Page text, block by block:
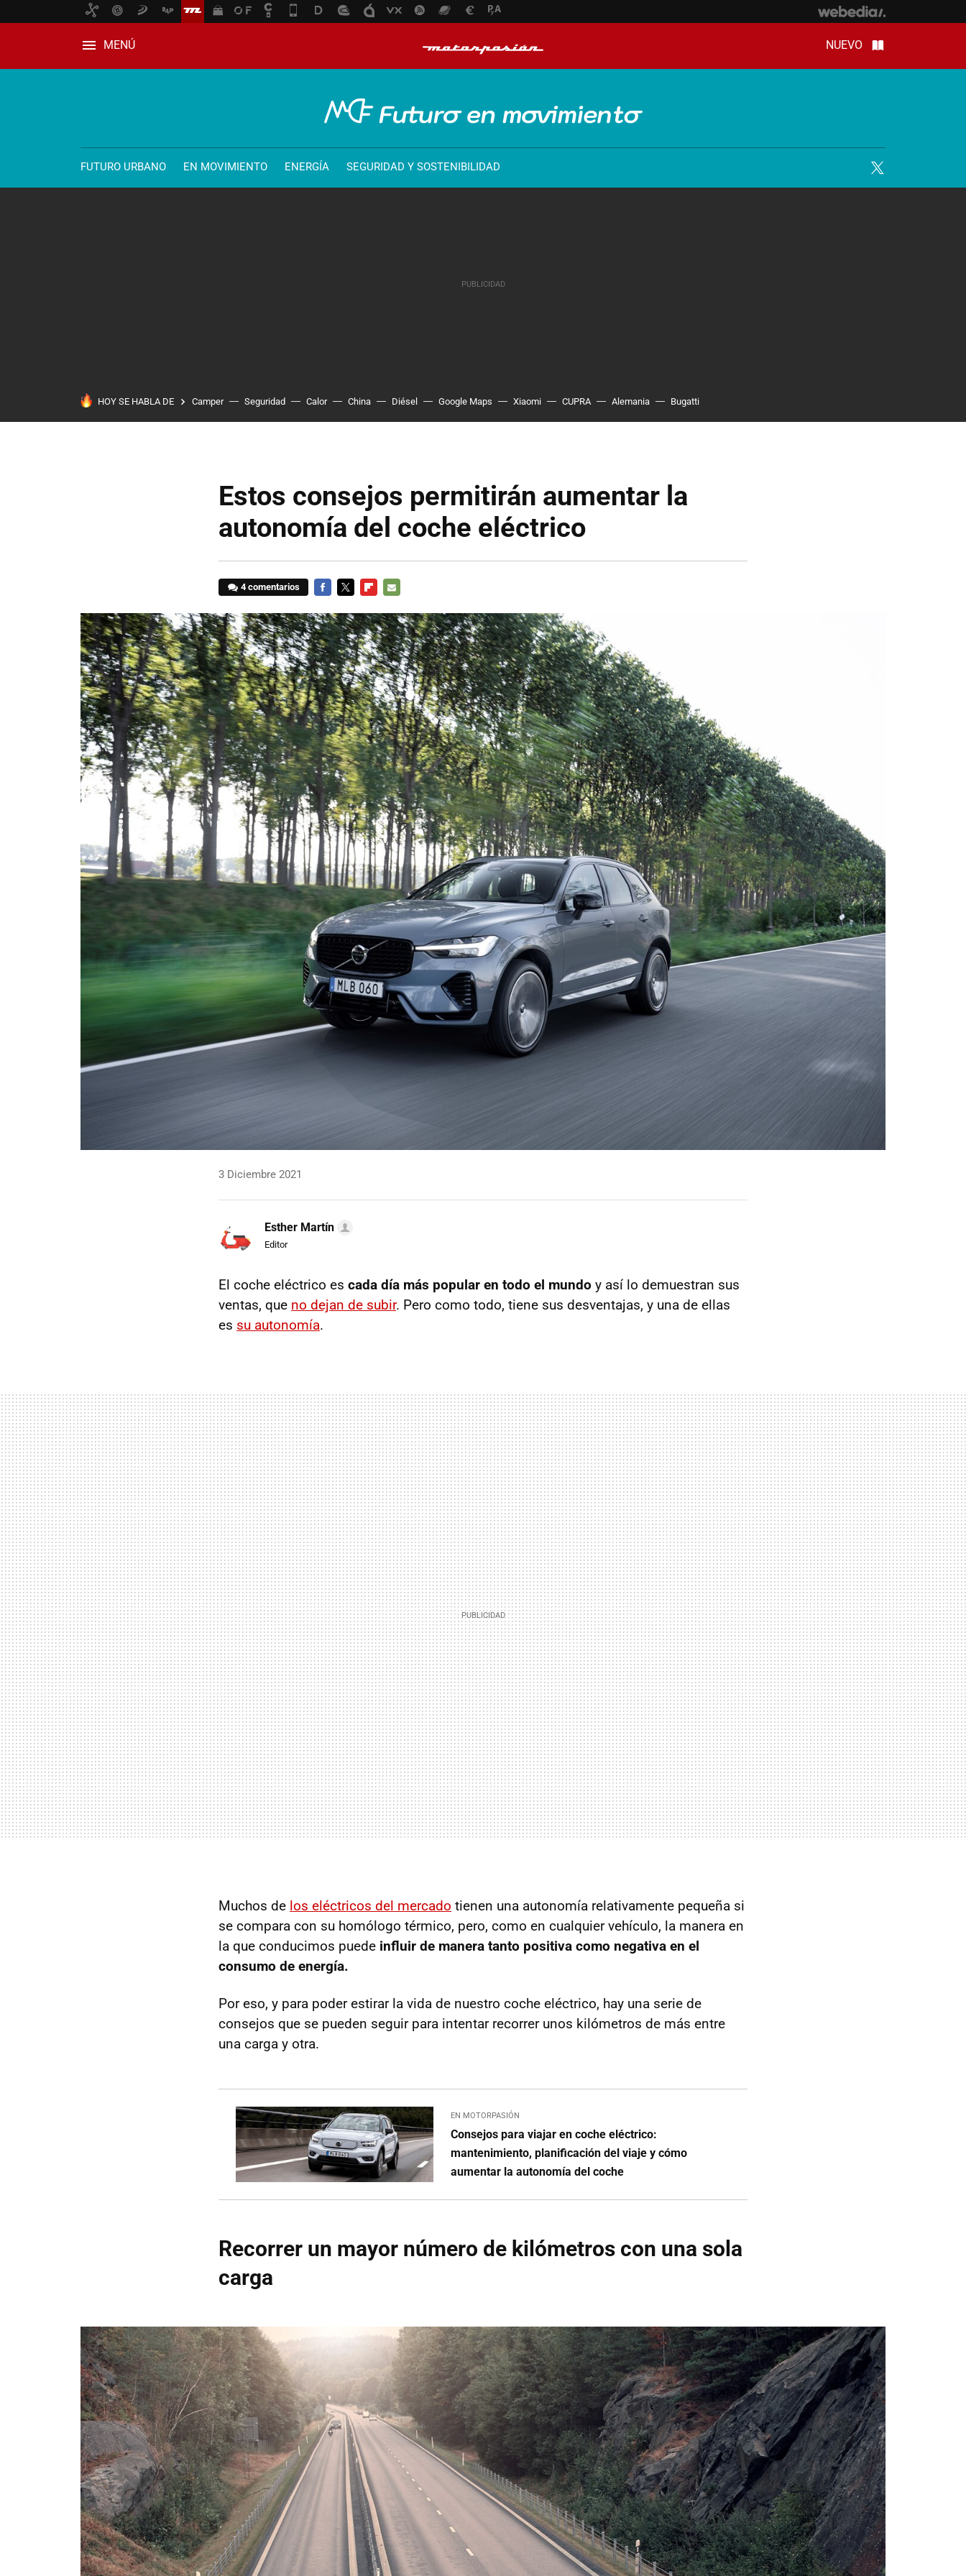
MENÚ NUEVO
FUTURO URBANO EN MOVIMIENTO ENERGÍA SEGURIDAD Y SOSTENIBILIDAD
HOY SE HABLA DE Camper Seguridad Calor China Diésel Google Maps Xiaomi CUPRA Alemania Bugatti
Estos consejos permitirán aumentar la
autonomía del coche eléctrico
4 comentarios
MAIL
3 Diciembre 2021
Esther Martín
Editor
El coche eléctrico es cada día más popular en todo el mundo y así lo demuestran sus
ventas, que no dejan de subir. Pero como todo, tiene sus desventajas, y una de ellas
es su autonomía.
Muchos de los eléctricos del mercado tienen una autonomía relativamente pequeña si
se compara con su homólogo térmico, pero, como en cualquier vehículo, la manera en
la que conducimos puede influir de manera tanto positiva como negativa en el
consumo de energía.
Por eso, y para poder estirar la vida de nuestro coche eléctrico, hay una serie de
consejos que se pueden seguir para intentar recorrer unos kilómetros de más entre
una carga y otra.
EN MOTORPASIÓN
Consejos para viajar en coche eléctrico:
mantenimiento, planificación del viaje y cómo
aumentar la autonomía del coche
Recorrer un mayor número de kilómetros con una sola
carga